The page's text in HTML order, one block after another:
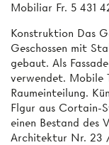
Mobiliar Fr. 5 431
Konstruktion Das
Geschossen mit
gebaut. Als
verwendet. Mobile
Raumeinteilung.
Flgur aus Cortain-
einen Bestand des
Architektur Nr. 23